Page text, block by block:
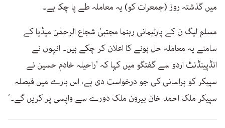
میں گذشتہ روز (جمعرات کو) یہ معاملہ طے پا چکا ہے۔
مسلم لیگ ن کے پارلیمانی رہنما مجتبیٰ شجاع الرحمٰن میڈیا کے
سامنے یہ معاملہ حل ہونے کا اعلان کر چکے ہیں۔ انہوں نے
انڈپینڈنٹ اردو سے گفتگو میں کہا کہ ’راحیلہ خادم حسین نے
سپیکر کو ہراسانی کی جو درخواست دی ہے، اس بارے میں فیصلہ
سپیکر ملک احمد خان بیرون ملک دورے سے واپسی پر کریں گے۔‘